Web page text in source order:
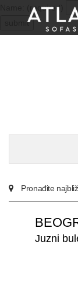
Name: (required)
submit
KONTAKT
BUSINESS
Pronađite
Juzni